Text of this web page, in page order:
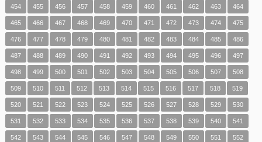
454 455 456 457 458 459 460 461 462 463 464
465 466 467 468 469 470 471 472 473 474 475
476 477 478 479 480 481 482 483 484 485 486
487 488 489 490 491 492 493 494 495 496 497
498 499 500 501 502 503 504 505 506 507 508
509 510 511 512 513 514 515 516 517 518 519
520 521 522 523 524 525 526 527 528 529 530
531 532 533 534 535 536 537 538 539 540 541
542 543 544 545 546 547 548 549 550 551 552